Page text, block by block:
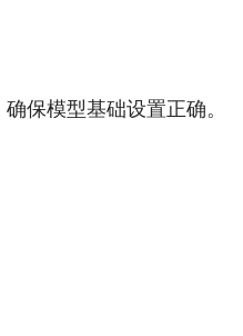
保模型基础设置正确。